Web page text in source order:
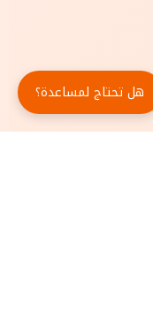
هل تحتاج لمساعدة؟